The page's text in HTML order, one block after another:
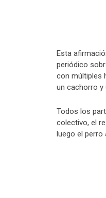
Esta
periódico
con múltiples
un cachorro y
Todos los
colectivo, el
luego el perro